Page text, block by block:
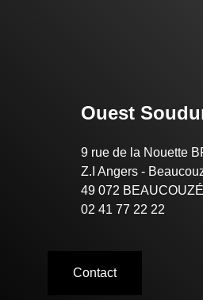
Ouest
9 rue de la Nouette
Z.I Angers -
49 072
02 41 77 22 22
Contact